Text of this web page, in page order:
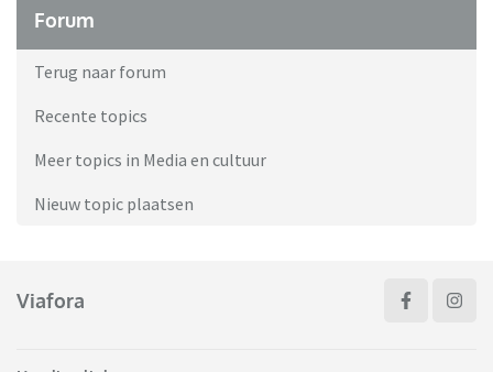
Forum
Terug naar forum
Recente topics
Meer topics in Media en cultuur
Nieuw topic plaatsen
Viafora